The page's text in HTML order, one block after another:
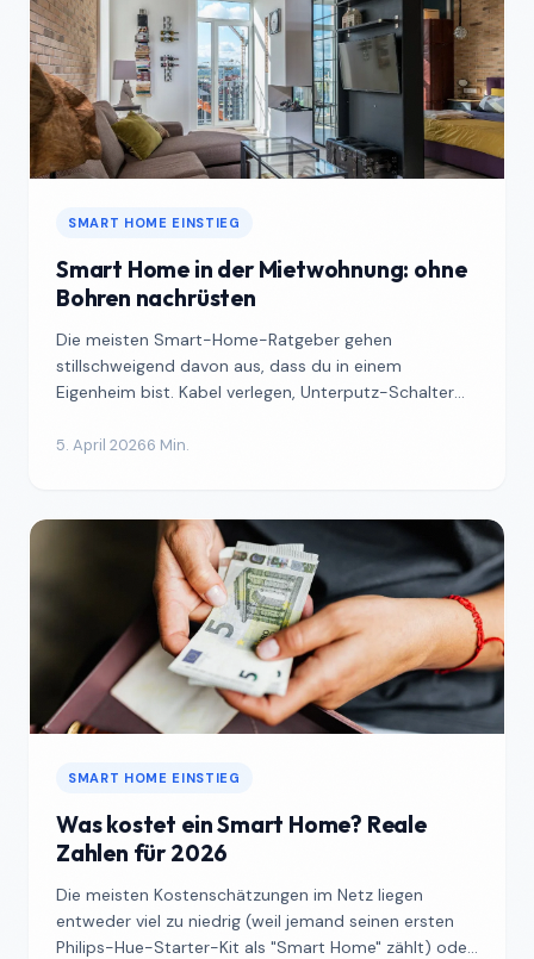
SMART HOME EINSTIEG
Smart Home in der Mietwohnung: ohne
Bohren nachrüsten
Die meisten Smart-Home-Ratgeber gehen
stillschweigend davon aus, dass du in einem
Eigenheim bist. Kabel verlegen, Unterputz-Schalter
5. April 20266 Min.
SMART HOME EINSTIEG
Was kostet ein Smart Home? Reale
Zahlen für 2026
Die meisten Kostenschätzungen im Netz liegen
entweder viel zu niedrig (weil jemand seinen ersten
Philips-Hue-Starter-Kit als "Smart Home" zählt) oder